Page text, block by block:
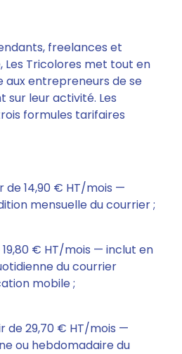
freelances et
Tricolores met tout en
entrepreneurs de se
leur activité. Les
formules tarifaires
de 14,90 € HT/mois —
mensuelle du courrier ;
€ HT/mois — inclut en
du courrier
mobile ;
de 29,70 € HT/mois —
ou hebdomadaire du